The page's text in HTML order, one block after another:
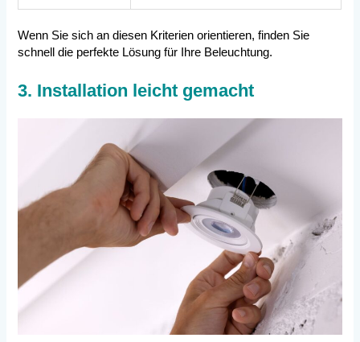
Wenn Sie sich an diesen Kriterien orientieren, finden Sie
schnell die perfekte Lösung für Ihre Beleuchtung.
3. Installation leicht gemacht